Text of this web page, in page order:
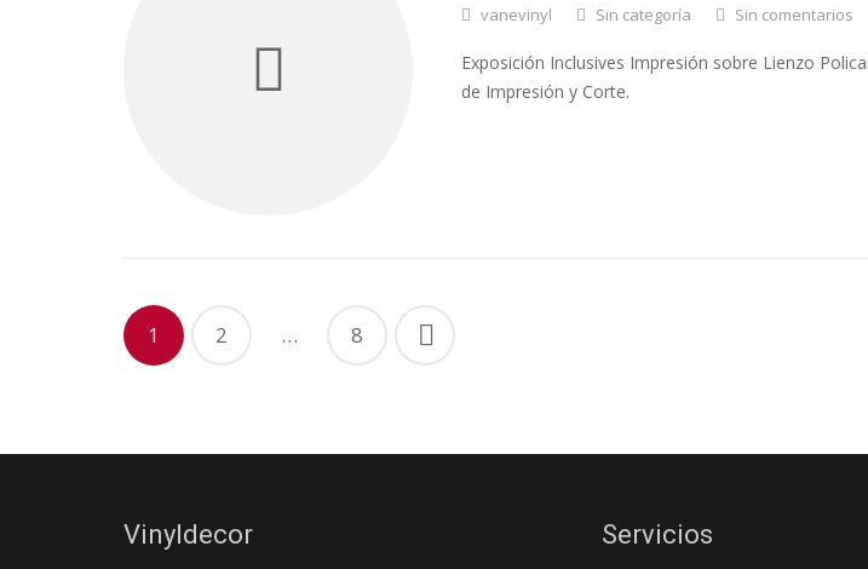
vanevinyl Sin categoría Sin comentarios
Exposición Inclusives Impresión sobre Lienzo
de Impresión y Corte.
1 2 … 8
Vinyldecor Servicios